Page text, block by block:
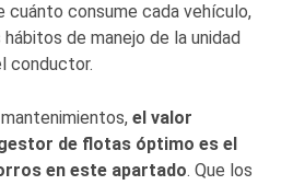
cuánto consume cada vehículo,
de manejo de la unidad
conductor.
el valor
de flotas óptimo es el
en este apartado. Que los